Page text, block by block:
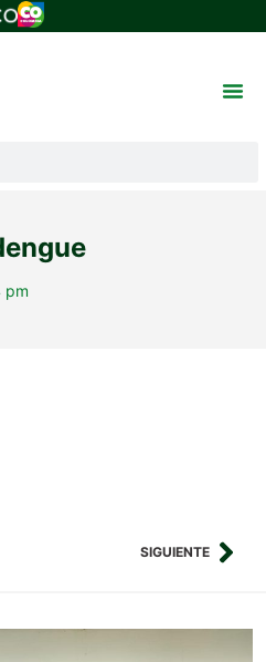
herramientas
pm
SIGUIENTE